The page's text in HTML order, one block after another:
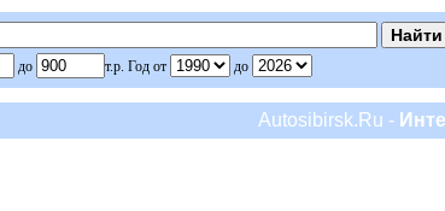
до т.р. Год от до
Autosibirsk.Ru -